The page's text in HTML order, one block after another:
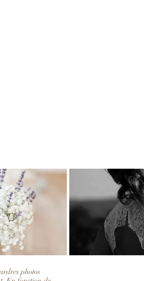
photos